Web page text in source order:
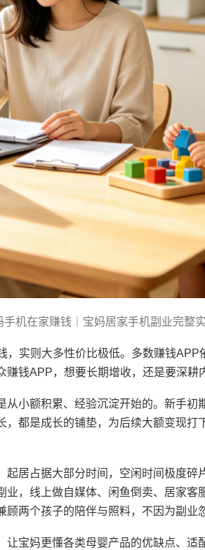
手机在家赚钱｜宝妈居家手机副业完整
实则大多性价比极低。多数赚钱
钱APP，想要长期增收，还是要深耕
小额积累、经验沉淀开始的。新手
都是成长的铺垫，为后续大额变现
居占据大部分时间，空闲时间极度
，线上做自媒体、闲鱼倒卖、居家
两个孩子的陪伴与照料，不因为副业
宝妈更懂各类母婴产品的优缺点、